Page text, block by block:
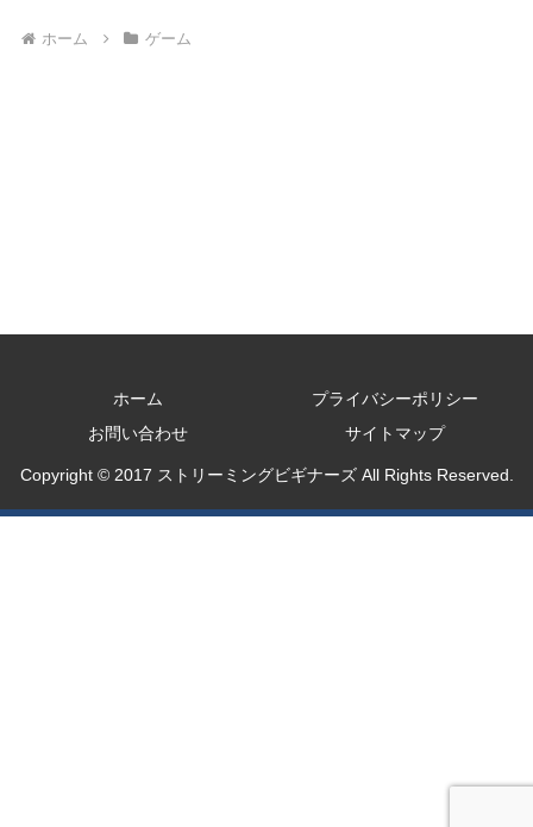
ホーム ゲーム
ホーム
プライバシーポリシー
お問い合わせ
サイトマップ
Copyright © 2017 ストリーミングビギナーズ All Rights Reserved.